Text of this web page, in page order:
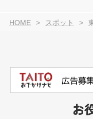
HOME スポット
お